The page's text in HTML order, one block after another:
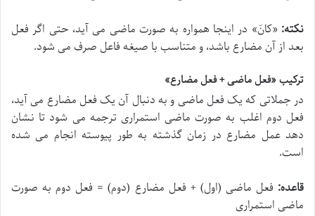
نکته: «کانَ» در اینجا همواره به صورت ماضی می آید، حتی اگر فعل
بعد از آن مضارع باشد، و متناسب با صیغه فاعل صرف می شود.
ترکیب «فعل ماضی + فعل مضارع»
در جملاتی که یک فعل ماضی و به دنبال آن یک فعل مضارع می آید،
فعل دوم اغلب به صورت ماضی استمراری ترجمه می شود تا نشان
دهد عمل مضارع در زمان گذشته به طور پیوسته انجام می شده
است.
قاعده: فعل ماضی (اول) + فعل مضارع (دوم) = فعل دوم به صورت
ماضی استمراری